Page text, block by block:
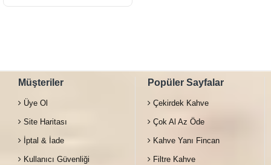
Müşteriler
Üye Ol
Site Haritası
İptal & İade
Kullanıcı Güvenliği
Popüler Sayfalar
Çekirdek Kahve
Çok Al Az Öde
Kahve Yanı Fincan
Filtre Kahve